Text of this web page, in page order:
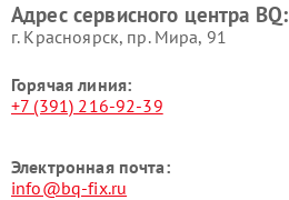
Адрес сервисного центра BQ:
г. Красноярск, ​пр. Мира, 91
Горячая линия:
+7 (391) 216-92-39
Электронная почта:
info@bq-fix.ru